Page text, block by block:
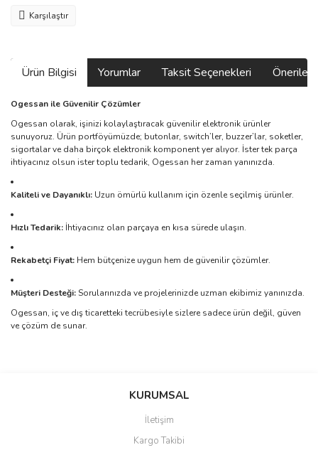
Karşılaştır
Ürün Bilgisi Yorumlar Taksit Seçenekleri
Ogessan ile Güvenilir Çözümler
Ogessan olarak, işinizi kolaylaştıracak güvenilir elektronik ürünler
sunuyoruz. Ürün portföyümüzde; butonlar, switch’ler, buzzer’lar, soketler,
sigortalar ve daha birçok elektronik komponent yer alıyor. İster tek parça
ihtiyacınız olsun ister toplu tedarik, Ogessan her zaman yanınızda.
Kaliteli ve Dayanıklı: Uzun ömürlü kullanım için özenle seçilmiş ürünler.
Hızlı Tedarik: İhtiyacınız olan parçaya en kısa sürede ulaşın.
Rekabetçi Fiyat: Hem bütçenize uygun hem de güvenilir çözümler.
Müşteri Desteği:Sorularınızda ve projelerinizde uzman ekibimiz yanınızda.
Ogessan, iç ve dış ticaretteki tecrübesiyle sizlere sadece ürün değil, güven
ve çözüm de sunar.
Bu ürüne ilk yorumu siz yapın!
Ürün resmi kalitesiz, bozuk veya görüntülenemiyor.
KURUMSAL
İletişim
Kargo Takibi